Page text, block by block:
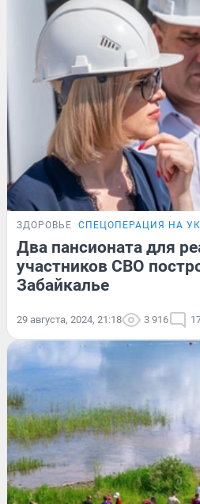
ЗДОРОВЬЕ СПЕЦОПЕРАЦИЯ НА
Два пансионата для
участников СВО
Забайкалье
29 августа, 2024, 21:18 3 916